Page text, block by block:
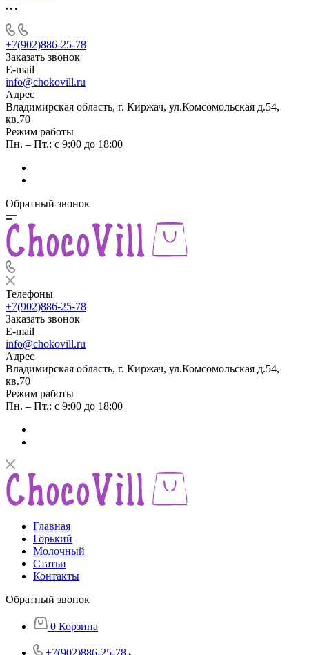
+7(902)886-25-78
Заказать звонок
E-mail
info@chokovill.ru
Адрес
Владимирская область, г. Киржач, ул.Комсомольская д.54,
кв.70
Режим работы
Пн. – Пт.: с 9:00 до 18:00
Обратный звонок
Телефоны
+7(902)886-25-78
Заказать звонок
E-mail
info@chokovill.ru
Адрес
Владимирская область, г. Киржач, ул.Комсомольская д.54,
кв.70
Режим работы
Пн. – Пт.: с 9:00 до 18:00
Главная
Горький
Молочный
Статьи
Контакты
Обратный звонок
0 Корзина